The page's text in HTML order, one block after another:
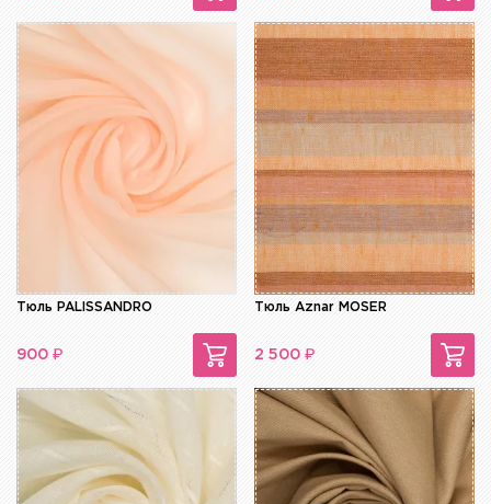
Тюль PALISSANDRO
900 ₽
Тюль Aznar MOSER
2 500 ₽